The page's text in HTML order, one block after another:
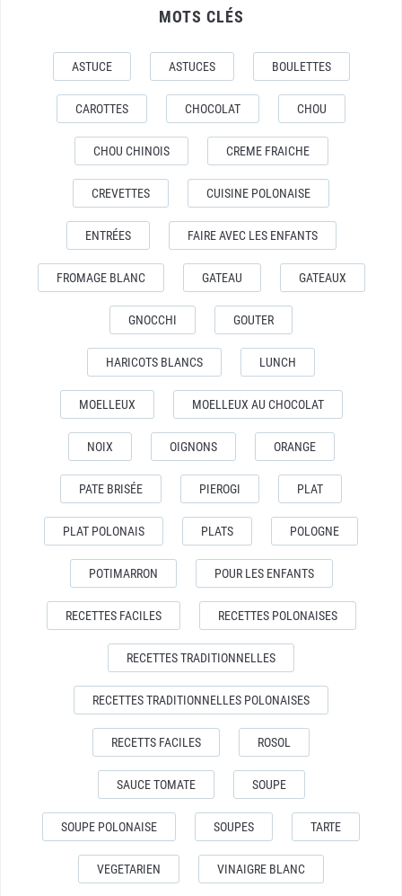
MOTS CLÉS
ASTUCE ASTUCES BOULETTES
CAROTTES CHOCOLAT CHOU
CHOU CHINOIS CREME FRAICHE
CREVETTES CUISINE POLONAISE
ENTRÉES FAIRE AVEC LES ENFANTS
FROMAGE BLANC GATEAU GATEAUX
GNOCCHI GOUTER
HARICOTS BLANCS LUNCH
MOELLEUX MOELLEUX AU CHOCOLAT
NOIX OIGNONS ORANGE
PATE BRISÉE PIEROGI PLAT
PLAT POLONAIS PLATS POLOGNE
POTIMARRON POUR LES ENFANTS
RECETTES FACILES RECETTES POLONAISES
RECETTES TRADITIONNELLES
RECETTES TRADITIONNELLES POLONAISES
RECETTS FACILES ROSOL
SAUCE TOMATE SOUPE
SOUPE POLONAISE SOUPES TARTE
VEGETARIEN VINAIGRE BLANC